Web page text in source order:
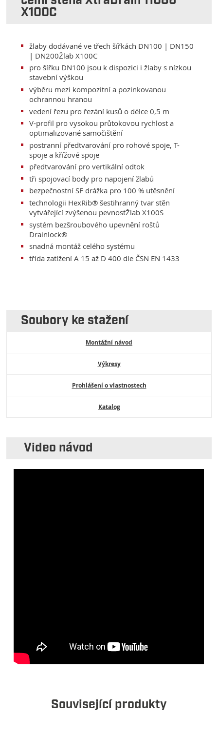
X100C
žlaby dodávané ve třech šířkách DN100 | DN150
| DN200Žlab X100C
pro šířku DN100 jsou k dispozici i žlaby s nízkou
stavební výškou
výběru mezi kompozitní a pozinkovanou
ochrannou hranou
vedení řezu pro řezání kusů o délce 0,5 m
V-profil pro vysokou průtokovou rychlost a
optimalizované samočištění
postranní předtvarování pro rohové spoje, T-
spoje a křížové spoje
předtvarování pro vertikální odtok
tři spojovací body pro napojení žlabů
bezpečnostní SF drážka pro 100 % utěsnění
technologii HexRib® šestihranný tvar stěn
vytvářející zvýšenou pevnostŽlab X100S
systém bezšroubového upevnění roštů
Drainlock®
snadná montáž celého systému
třída zatížení A 15 až D 400 dle ČSN EN 1433
Soubory ke stažení
Montážní návod
Výkresy
Prohlášení o vlastnostech
Katalog
Video návod
Související produkty